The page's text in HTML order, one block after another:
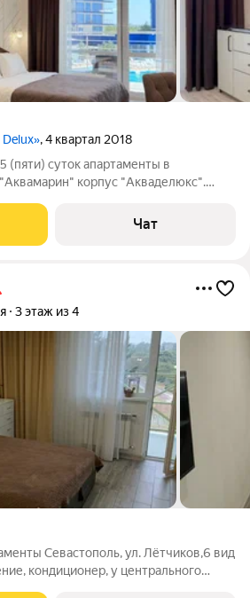
, 4 квартал 2018
(пяти) суток апартаменты в
корпус "Акваделюкс".
оснащены всем для
Черного моря:
Чат
3 этаж из 4
Севастополь, ул. Лётчиков,6 вид
кондиционер, у центрального